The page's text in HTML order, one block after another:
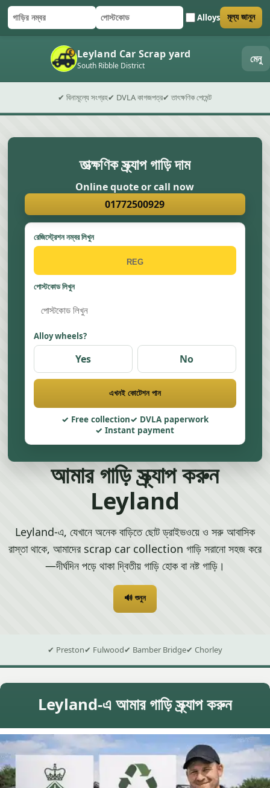
গাড়ির নম্বর
পোস্টকোড Alloys
ফর্ম জমা দিন মূল্য জানুন
Leyland Car Scrap yard
South Ribble District মেনু
✔ বিনামূল্যে সংগ্রহ✔ DVLA কাগজপত্র✔ তাৎক্ষণিক পেমেন্ট
তাত্ক্ষণিক স্ক্র্যাপ গাড়ি দাম
Online quote or call now
01772500929
রেজিস্ট্রেশন নম্বর লিখুন
পোস্টকোড লিখুন
Alloy wheels?
Yes No
এখনই কোটেশন পান
Free collection
DVLA paperwork
Instant payment
আমার গাড়ি স্ক্র্যাপ করুন
Leyland
Leyland-এ, যেখানে অনেক বাড়িতে ছোট ড্রাইভওয়ে ও সরু আবাসিক
রাস্তা থাকে, আমাদের scrap car collection গাড়ি সরানো সহজ করে
—দীর্ঘদিন পড়ে থাকা দ্বিতীয় গাড়ি হোক বা নষ্ট গাড়ি।
🔊 শুনুন
✔ Preston✔ Fulwood✔ Bamber Bridge✔ Chorley
Leyland-এ আমার গাড়ি স্ক্র্যাপ করুন